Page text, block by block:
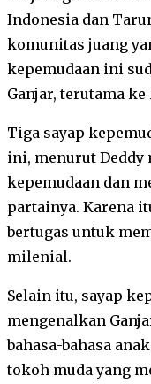
Indonesia dan
komunitas juang
kepemudaan ini
Ganjar, terutama
Tiga sayap
ini, menurut
kepemudaan dan
partainya. Karena
bertugas untuk
milenial.
Selain itu, sayap
mengenalkan
bahasa-bahasa
tokoh muda yang